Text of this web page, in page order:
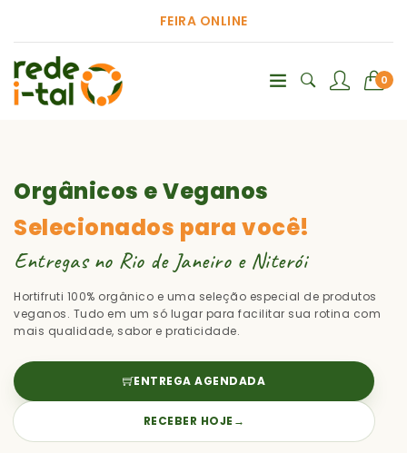
FEIRA ONLINE
0
Orgânicos e Veganos
Selecionados para você!
Entregas no Rio de Janeiro e Niterói
Hortifruti 100% orgânico e uma seleção especial de produtos
veganos. Tudo em um só lugar para facilitar sua rotina com
mais qualidade, sabor e praticidade.
ENTREGA AGENDADA
RECEBER HOJE →